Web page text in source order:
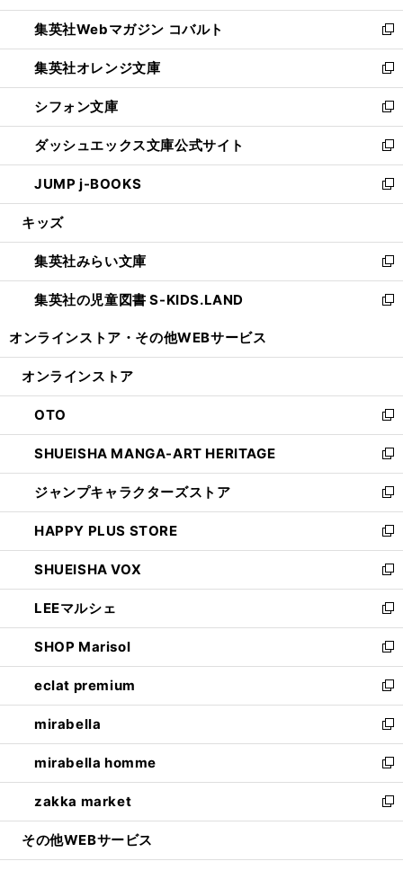
開
く
ウ
で
開
く
ン
ド
ウ
で
開
く
ウ
ィ
ン
ド
ウ
で
開
く
集英社Webマガジン コバルト
新
し
い
ウ
ィ
ン
ド
ウ
で
開
集英社オレンジ文庫
新
し
い
ウ
ィ
ン
ド
ウ
開
く
シフォン文庫
新
し
い
ウ
ィ
ン
ウ
で
開
く
ダッシュエックス文庫公式サイト
新
し
い
ウ
ン
ド
ウ
で
JUMP j-BOOKS
新
し
ウ
ィ
ン
ド
開
キッズ
集英社みらい文庫
新
し
い
ン
ウ
で
開
く
集英社の児童図書 S-KIDS.LAND
新
ウ
ン
ド
ウ
で
開
く
オンラインストア・ その他WEBサービス
オンラインストア
OTO
新
し
い
ウ
ィ
ン
ド
ウ
で
開
く
SHUEISHA MANGA-ART HERITAGE
新
し
い
ウ
ィ
ン
ド
ウ
で
開
く
ジャンプキャラクターズストア
新
し
い
ウ
ィ
ン
ド
ウ
で
開
く
HAPPY PLUS STORE
新
し
い
ウ
ィ
ン
ド
ウ
で
開
く
SHUEISHA VOX
新
し
い
ウ
ィ
ン
ド
ウ
で
開
く
LEEマルシェ
新
し
い
ウ
ィ
ン
ド
ウ
で
開
く
SHOP Marisol
新
し
い
ウ
ィ
ン
ド
ウ
で
開
eclat premium
新
し
い
ウ
ィ
ン
ド
ウ
開
mirabella
新
し
い
ウ
ィ
ン
ウ
mirabella homme
新
し
い
ウ
ン
zakka market
新
し
ウ
その他WEBサービス